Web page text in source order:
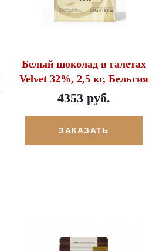
Белый шоколад в галетах
Velvet 32%, 2,5 кг, Бельгия
4353 руб.
ЗАКАЗАТЬ